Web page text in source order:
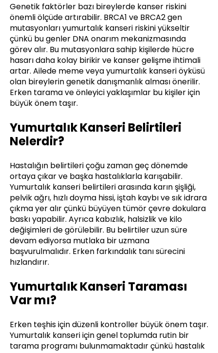
Genetik faktörler bazı bireylerde kanser riskini
önemli ölçüde artırabilir. BRCA1 ve BRCA2 gen
mutasyonları yumurtalık kanseri riskini yükseltir
çünkü bu genler DNA onarım mekanizmasında
görev alır. Bu mutasyonlara sahip kişilerde hücre
hasarı daha kolay birikir ve kanser gelişme ihtimali
artar. Ailede meme veya yumurtalık kanseri öyküsü
olan bireylerin genetik danışmanlık alması önerilir.
Erken tarama ve önleyici yaklaşımlar bu kişiler için
büyük önem taşır.
Yumurtalık Kanseri Belirtileri
Nelerdir?
Hastalığın belirtileri çoğu zaman geç dönemde
ortaya çıkar ve başka hastalıklarla karışabilir.
Yumurtalık kanseri belirtileri arasında karın şişliği,
pelvik ağrı, hızlı doyma hissi, iştah kaybı ve sık idrara
çıkma yer alır çünkü büyüyen tümör çevre dokulara
baskı yapabilir. Ayrıca kabızlık, halsizlik ve kilo
değişimleri de görülebilir. Bu belirtiler uzun süre
devam ediyorsa mutlaka bir uzmana
başvurulmalıdır. Erken farkındalık tanı sürecini
hızlandırır.
Yumurtalık Kanseri Taraması
Var mı?
Erken teşhis için düzenli kontroller büyük önem taşır.
Yumurtalık kanseri için genel toplumda rutin bir
tarama programı bulunmamaktadır çünkü hastalık